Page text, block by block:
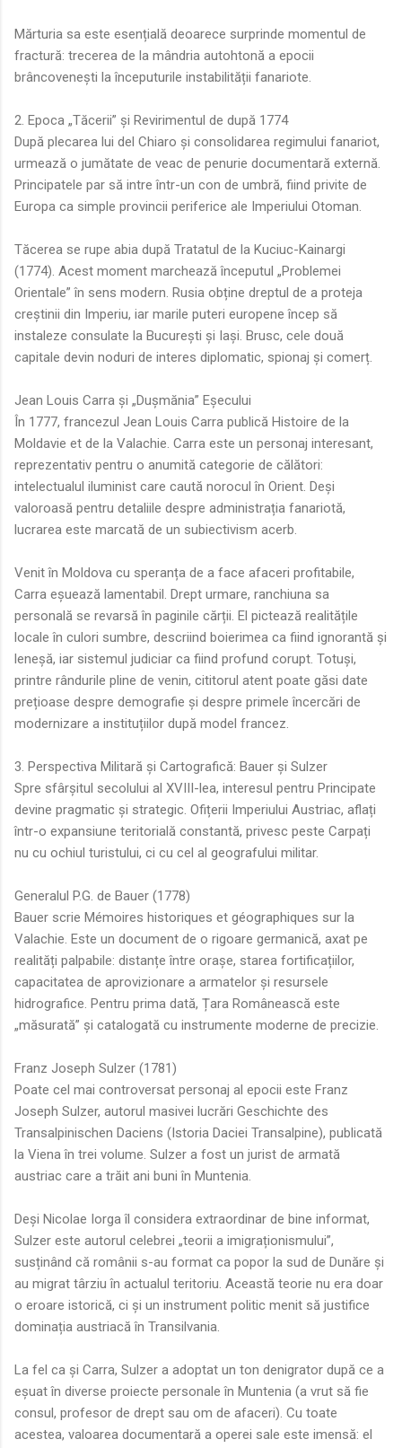
Mărturia sa este esențială deoarece surprinde momentul de
fractură: trecerea de la mândria autohtonă a epocii
brâncovenești la începuturile instabilității fanariote.
2. Epoca „Tăcerii” și Revirimentul de după 1774
După plecarea lui del Chiaro și consolidarea regimului fanariot,
urmează o jumătate de veac de penurie documentară externă.
Principatele par să intre într-un con de umbră, fiind privite de
Europa ca simple provincii periferice ale Imperiului Otoman.
Tăcerea se rupe abia după Tratatul de la Kuciuc-Kainargi
(1774). Acest moment marchează începutul „Problemei
Orientale” în sens modern. Rusia obține dreptul de a proteja
creștinii din Imperiu, iar marile puteri europene încep să
instaleze consulate la București și Iași. Brusc, cele două
capitale devin noduri de interes diplomatic, spionaj și comerț.
Jean Louis Carra și „Dușmănia” Eșecului
În 1777, francezul Jean Louis Carra publică Histoire de la
Moldavie et de la Valachie. Carra este un personaj interesant,
reprezentativ pentru o anumită categorie de călători:
intelectualul iluminist care caută norocul în Orient. Deși
valoroasă pentru detaliile despre administrația fanariotă,
lucrarea este marcată de un subiectivism acerb.
Venit în Moldova cu speranța de a face afaceri profitabile,
Carra eșuează lamentabil. Drept urmare, ranchiuna sa
personală se revarsă în paginile cărții. El pictează realitățile
locale în culori sumbre, descriind boierimea ca fiind ignorantă și
leneșă, iar sistemul judiciar ca fiind profund corupt. Totuși,
printre rândurile pline de venin, cititorul atent poate găsi date
prețioase despre demografie și despre primele încercări de
modernizare a instituțiilor după model francez.
3. Perspectiva Militară și Cartografică: Bauer și Sulzer
Spre sfârșitul secolului al XVIII-lea, interesul pentru Principate
devine pragmatic și strategic. Ofițerii Imperiului Austriac, aflați
într-o expansiune teritorială constantă, privesc peste Carpați
nu cu ochiul turistului, ci cu cel al geografului militar.
Generalul P.G. de Bauer (1778)
Bauer scrie Mémoires historiques et géographiques sur la
Valachie. Este un document de o rigoare germanică, axat pe
realități palpabile: distanțe între orașe, starea fortificațiilor,
capacitatea de aprovizionare a armatelor și resursele
hidrografice. Pentru prima dată, Țara Românească este
„măsurată” și catalogată cu instrumente moderne de precizie.
Franz Joseph Sulzer (1781)
Poate cel mai controversat personaj al epocii este Franz
Joseph Sulzer, autorul masivei lucrări Geschichte des
Transalpinischen Daciens (Istoria Daciei Transalpine), publicată
la Viena în trei volume. Sulzer a fost un jurist de armată
austriac care a trăit ani buni în Muntenia.
Deși Nicolae Iorga îl considera extraordinar de bine informat,
Sulzer este autorul celebrei „teorii a imigraționismului”,
susținând că românii s-au format ca popor la sud de Dunăre și
au migrat târziu în actualul teritoriu. Această teorie nu era doar
o eroare istorică, ci și un instrument politic menit să justifice
dominația austriacă în Transilvania.
La fel ca și Carra, Sulzer a adoptat un ton denigrator după ce a
eșuat în diverse proiecte personale în Muntenia (a vrut să fie
consul, profesor de drept sau om de afaceri). Cu toate
acestea, valoarea documentară a operei sale este imensă: el